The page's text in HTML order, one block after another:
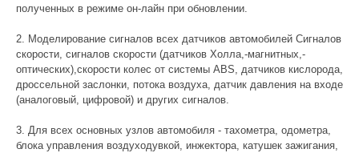
полученных в режиме он-лайн при обновлении.
2. Моделирование сигналов всех датчиков автомобилей Сигналов
скорости, сигналов скорости (датчиков Холла,-магнитных,-
оптических),скорости колес от системы ABS, датчиков кислорода,
дроссельной заслонки, потока воздуха, датчик давления на входе
(аналоговый, цифровой) и других сигналов.
3. Для всех основных узлов автомобиля - тахометра, одометра,
блока управления воздуходувкой, инжектора, катушек зажигания,